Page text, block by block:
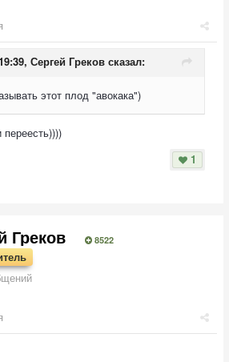
Сергей Греков сказал:
этот плод "авокака")
1
Греков 8522